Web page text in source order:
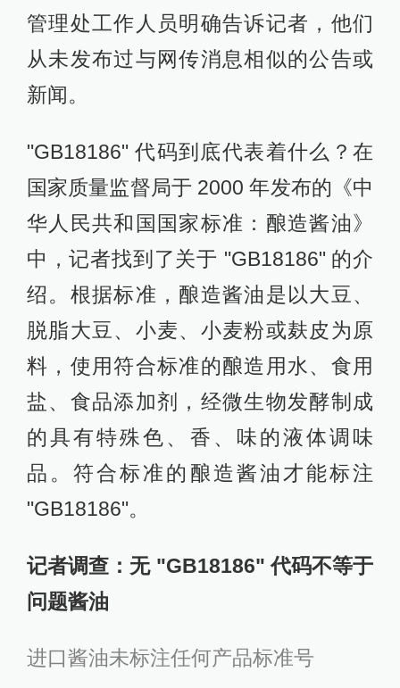
管理处工作人员明确告诉记者，他们
从未发布过与网传消息相似的公告或
新闻。
"GB18186" 代码到底代表着什么？在
国家质量监督局于 2000 年发布的《中
华人民共和国国家标准：酿造酱油》
中，记者找到了关于 "GB18186" 的介
绍。根据标准，酿造酱油是以大豆、
脱脂大豆、小麦、小麦粉或麸皮为原
料，使用符合标准的酿造用水、食用
盐、食品添加剂，经微生物发酵制成
的具有特殊色、香、味的液体调味
品。符合标准的酿造酱油才能标注
"GB18186"。
记者调查：无 "GB18186" 代码不等于
问题酱油
进口酱油未标注任何产品标准号